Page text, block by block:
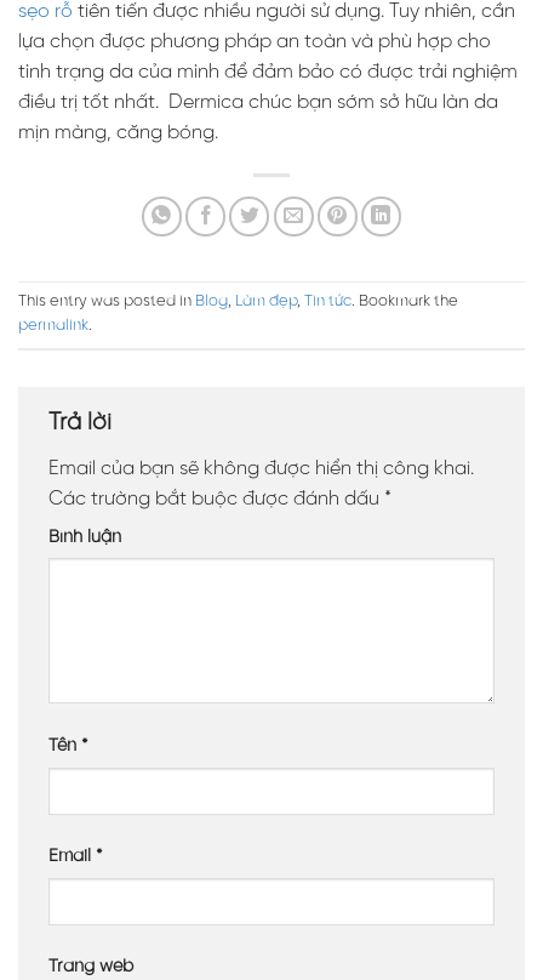
sẹo rỗ tiên tiến được nhiều người sử dụng. Tuy nhiên, cần
lựa chọn được phương pháp an toàn và phù hợp cho
tình trạng da của mình để đảm bảo có được trải nghiệm
điều trị tốt nhất. Dermica chúc bạn sớm sở hữu làn da
mịn màng, căng bóng.
This entry was posted in Blog, Làm đẹp, Tin tức. Bookmark the
permalink.
Trả lời
Email của bạn sẽ không được hiển thị công khai.
Các trường bắt buộc được đánh dấu *
Bình luận
Tên *
Email *
Trang web